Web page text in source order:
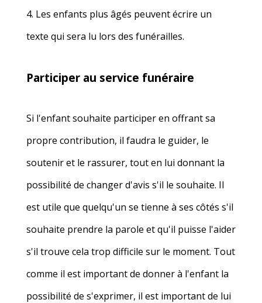
Les enfants plus âgés peuvent écrire un
texte qui sera lu lors des funérailles.
Participer au service funéraire
Si l'enfant souhaite participer en offrant sa
propre contribution, il faudra le guider, le
soutenir et le rassurer, tout en lui donnant la
possibilité de changer d'avis s'il le souhaite. Il
est utile que quelqu'un se tienne à ses côtés s'il
souhaite prendre la parole et qu'il puisse l'aider
s'il trouve cela trop difficile sur le moment. Tout
comme il est important de donner à l'enfant la
possibilité de s'exprimer, il est important de lui